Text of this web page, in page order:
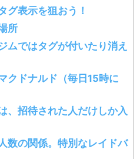
グ表示を狙おう！
所
ムではタグが付いたり消え
クドナルド（毎日15時に
、招待された人だけしか入
数の関係。特別なレイドバ